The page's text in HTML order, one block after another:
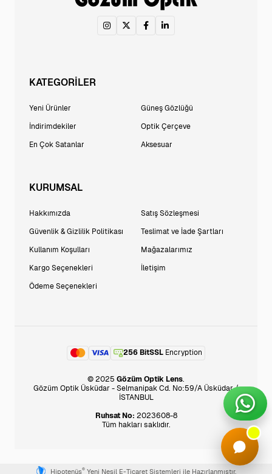
KATEGORİLER
Yeni Ürünler
İndirimdekiler
En Çok Satanlar
Güneş Gözlüğü
Optik Çerçeve
Aksesuar
KURUMSAL
Hakkımızda
Güvenlik & Gizlilik Politikası
Kullanım Koşulları
Kargo Seçenekleri
Ödeme Seçenekleri
Satış Sözleşmesi
Teslimat ve İade Şartları
Mağazalarımız
İletişim
256 BitSSL Encryption
© 2025 Gözüm Optik Lens.
Gözüm Optik Üsküdar - Selmanipak Cd. No:59/A Üsküdar /
İSTANBUL
Ruhsat No: 2023608-8
Tüm hakları saklıdır.
Hipotenüs®Yeni Nesil E-Ticaret Sistemleri ile Hazırlanmıştır.